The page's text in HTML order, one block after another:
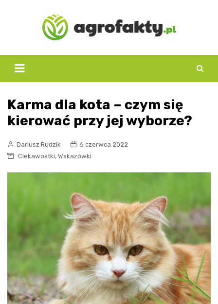
Karma dla kota – czym się
kierować przy jej wyborze?
Dariusz Rudzik
6 czerwca 2022
Ciekawostki, Wskazówki